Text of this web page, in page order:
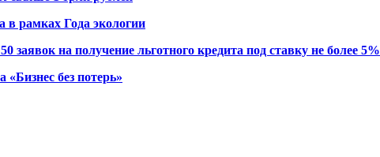
в рамках Года экологии
заявок на получение льготного кредита под ставку не более 5%
«Бизнес без потерь»